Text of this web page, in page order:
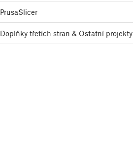
PrusaSlicer
Doplňky třetích stran & Ostatní projekty